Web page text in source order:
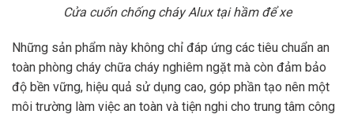
Cửa cuốn chống cháy Alux tại hầm để xe
Những sản phẩm này không chỉ đáp ứng các tiêu chuẩn an
toàn phòng cháy chữa cháy nghiêm ngặt mà còn đảm bảo
độ bền vững, hiệu quả sử dụng cao, góp phần tạo nên một
môi trường làm việc an toàn và tiện nghi cho trung tâm công